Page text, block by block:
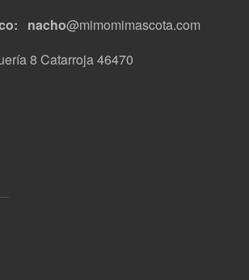
nacho@mimomimascota.com
8 Catarroja 46470